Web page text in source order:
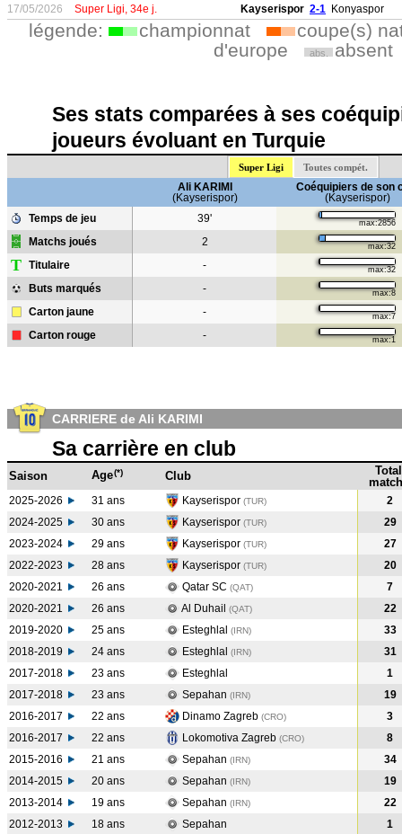
17/05/2026
Super Ligi, 34e j. Kayserispor 2-1 Konyaspor
légende: championnat
coupe(s)
d'europe
abs. absent
Ses stats comparées à ses
joueurs évoluant en Turquie
Super Ligi Toutes compét.
Ali KARIMI
(Kayserispor)
Coéquipiers de son
(Kayserispor)
Temps de jeu
39' max:2856
Matchs joués 2 max:32
T Titulaire - max:32
Buts marqués - max:8
Carton jaune - max:7
Carton rouge - max:1
CARRIERE de Ali KARIMI
Sa carrière en club
Saison Age(*) Club
Total
2025-2026 31 ans Kayserispor (TUR)
2
2024-2025
30 ans Kayserispor (TUR)
29
2023-2024
29 ans Kayserispor (TUR)
27
2022-2023
28 ans Kayserispor (TUR)
20
2020-2021
26 ans Qatar SC (QAT)
7
2020-2021
26 ans Al Duhail (QAT)
22
2019-2020
25 ans Esteghlal (IRN)
33
2018-2019
24 ans Esteghlal (IRN)
31
2017-2018
23 ans Esteghlal
1
2017-2018
23 ans Sepahan (IRN)
19
2016-2017
22 ans Dinamo Zagreb (CRO)
3
2016-2017
22 ans Lokomotiva Zagreb (CRO)
8
2015-2016
21 ans Sepahan (IRN)
34
2014-2015
20 ans Sepahan (IRN)
19
2013-2014
19 ans Sepahan (IRN)
22
2012-2013
18 ans Sepahan 1